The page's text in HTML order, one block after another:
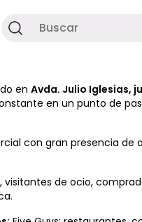
en Avda. Julio Iglesias,
en un punto de
con gran presencia de
visitantes de ocio,